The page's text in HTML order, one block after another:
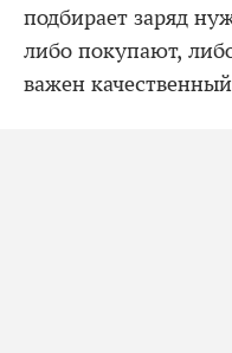
подбирает заряд
либо покупают,
важен